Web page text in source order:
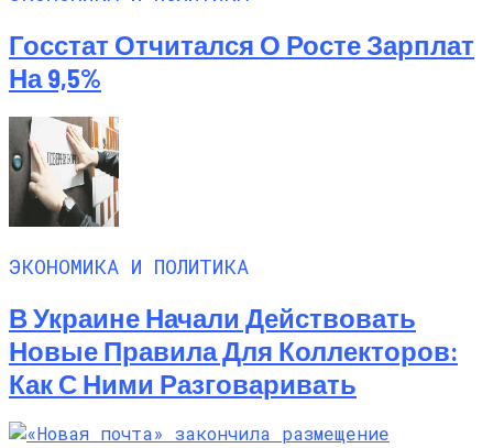
Госстат Отчитался О Росте Зарплат
На 9,5%
ЭКОНОМИКА И ПОЛИТИКА
В Украине Начали Действовать
Новые Правила Для Коллекторов:
Как С Ними Разговаривать